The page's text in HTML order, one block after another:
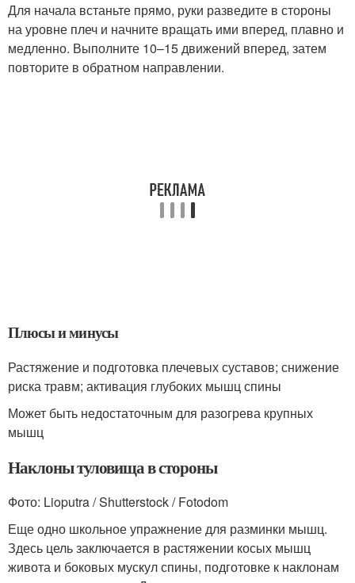
Для начала встаньте прямо, руки разведите в стороны
на уровне плеч и начните вращать ими вперед, плавно и
медленно. Выполните 10–15 движений вперед, затем
повторите в обратном направлении.
Плюсы и минусы
Растяжение и подготовка плечевых суставов; снижение
риска травм; активация глубоких мышц спины
Может быть недостаточным для разогрева крупных
мышц
Наклоны туловища в стороны
Фото: Lioputra / Shutterstock / Fotodom
Еще одно школьное упражнение для разминки мышц.
Здесь цель заключается в растяжении косых мышц
живота и боковых мускул спины, подготовке к наклонам